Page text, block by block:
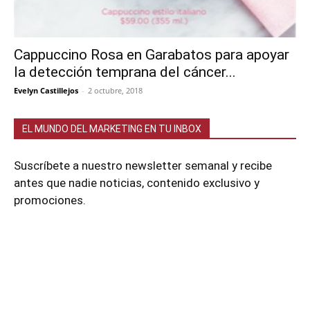
Cappuccino Rosa en Garabatos para apoyar
la detección temprana del cáncer...
Evelyn Castillejos - 2 octubre, 2018
EL MUNDO DEL MARKETING EN TU INBOX
Suscríbete a nuestro newsletter semanal y recibe
antes que nadie noticias, contenido exclusivo y
promociones.